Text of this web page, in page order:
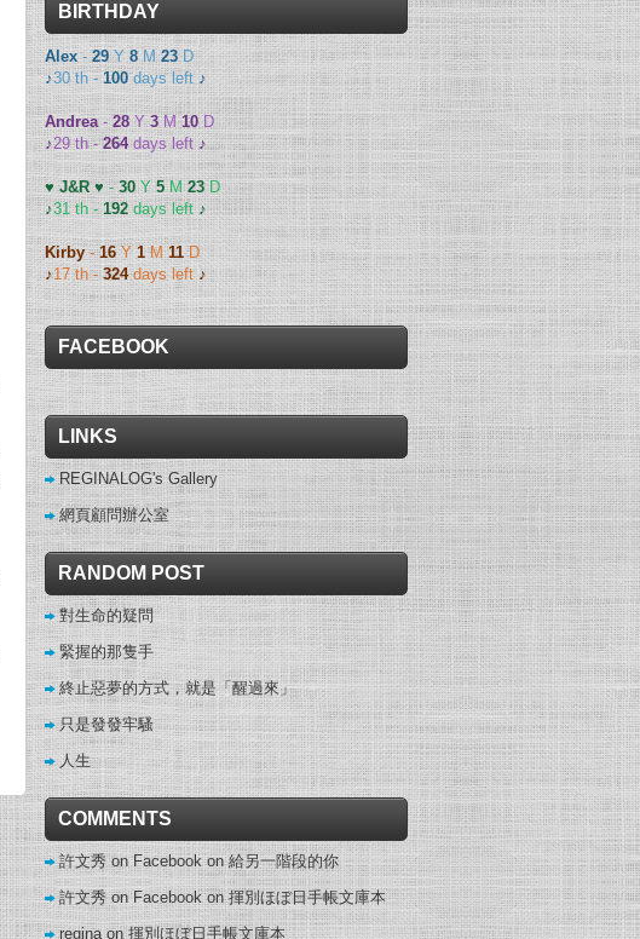
BIRTHDAY
Alex-29Y 8M23D
♪30 th -100days left ♪
Andrea-28Y3M10D
♪29 th -264days left♪
♥ J&R ♥-30Y5M23D
♪31 th -192days left ♪
Kirby-16Y1M11D
♪17 th -324days left♪
FACEBOOK
LINKS
REGINALOG's Gallery
網頁顧問辦公室
RANDOM POST
對生命的疑問
緊握的那隻手
終止惡夢的方式，就是「醒過來」
只是發發牢騷
人生
COMMENTS
許文秀 on Facebookon給另一階段的你
許文秀 on Facebookon揮別ほぼ日手帳文庫本
reginaon揮別ほぼ日手帳文庫本